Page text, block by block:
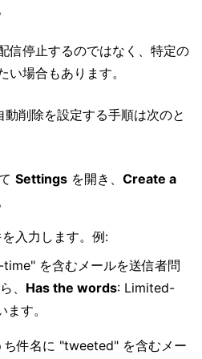
信停止するのではなく、特定の
場合もあります。
削除を設定する手順は次のと
Settings を開き、 Create a
入力します。例:
を含むメールを送信者問
、 Has the words: Limited-
す。
件名に "tweeted" を含むメー